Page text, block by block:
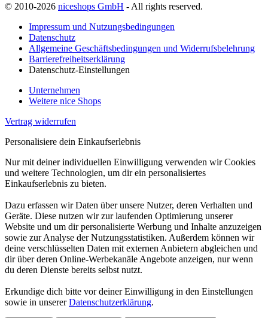
© 2010-2026 niceshops GmbH - All rights reserved.
Impressum und Nutzungsbedingungen
Datenschutz
Allgemeine Geschäftsbedingungen und Widerrufsbelehrung
Barrierefreiheitserklärung
Datenschutz-Einstellungen
Unternehmen
Weitere nice Shops
Vertrag widerrufen
Personalisiere dein Einkaufserlebnis
Nur mit deiner individuellen Einwilligung verwenden wir Cookies
und weitere Technologien, um dir ein personalisiertes
Einkaufserlebnis zu bieten.
Dazu erfassen wir Daten über unsere Nutzer, deren Verhalten und
Geräte. Diese nutzen wir zur laufenden Optimierung unserer
Website und um dir personalisierte Werbung und Inhalte anzuzeigen
sowie zur Analyse der Nutzungsstatistiken. Außerdem können wir
deine verschlüsselten Daten mit externen Anbietern abgleichen und
dir über deren Online-Werbekanäle Angebote anzeigen, nur wenn
du deren Dienste bereits selbst nutzt.
Erkundige dich bitte vor deiner Einwilligung in den Einstellungen
sowie in unsererDatenschutzerklärung.